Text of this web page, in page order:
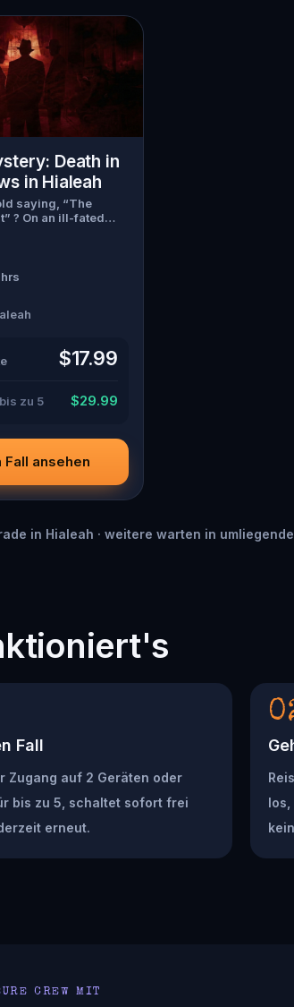
Death in
in Hialeah
saying, “The
? On an ill-fated
terribly wrong for
and Walter Bridges
a ghost tour led
the obsessed
for the dramatic?
else hiding in the
before they strike
$17.99
bis zu 5 $29.99
Fall ansehen
in Hialeah · weitere warten in
Fall
Zugang auf 2 Geräten oder
bis zu 5, schaltet sofort frei
erneut.
los,
CREW MIT